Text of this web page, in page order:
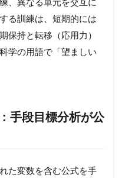
る訓練は、短期的には
保持と転移（応用力）
学の用語で「望ましい
手段目標分析が公
た変数を含む公式を手